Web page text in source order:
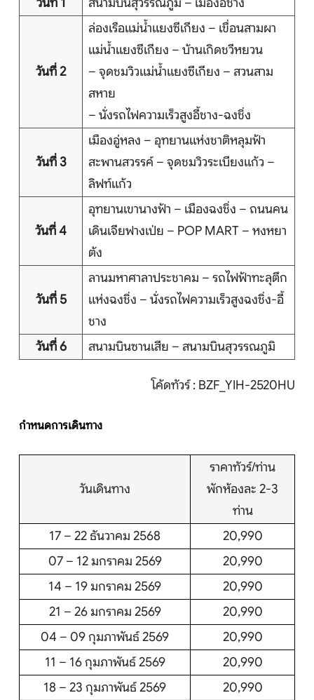
วันที่ 2
ล่องเรือแม่น้ำแยงซีเกียง – เขื่อนสามผา
แม่น้ำแยงซีเกียง – บ้านเกิดชวีหยวน
– จุดชมวิวแม่น้ำแยงซีเกียง – สวนสาม
สหาย
– นั่งรถไฟความเร็วสูงอี้ชาง-ฉงชิ่ง
วันที่ 3
เมืองอู่หลง – อุทยานแห่งชาติหลุมฟ้า
สะพานสวรรค์ – จุดชมวิวระเบียงแก้ว –
ลิฟท์แก้ว
วันที่ 4
อุทยานเขานางฟ้า – เมืองฉงชิ่ง – ถนนคน
เดินเจียฟางเป่ย – POP MART – หงหยา
ต้ง
วันที่ 5
ลานมหาศาลาประชาคม – รถไฟฟ้าทะลุตึก
แห่งฉงชิ่ง – นั่งรถไฟความเร็วสูงฉงชิ่ง-อี้
ชาง
วันที่ 6
สนามบินซานเสีย – สนามบินสุวรรณภูมิ
โค้ดทัวร์ : BZF_YIH-2520HU
กำหนดการเดินทาง
วันเดินทาง
ราคาทัวร์/ท่าน
พักห้องละ 2-3
ท่าน
17 – 22 ธันวาคม 2568
20,990
07 – 12 มกราคม 2569
20,990
14 – 19 มกราคม 2569
20,990
21 – 26 มกราคม 2569
20,990
04 – 09 กุมภาพันธ์ 2569
20,990
11 – 16 กุมภาพันธ์ 2569
20,990
18 – 23 กุมภาพันธ์ 2569
20,990